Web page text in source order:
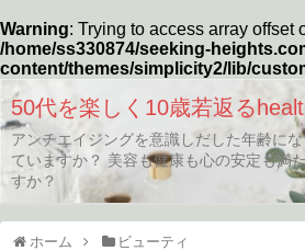
Warning: Trying to access array offset
/home/ss330874/seeking-
content/themes/simplicity2/lib/
50代を楽しく10歳若返る
アンチエイジングを意識しだした年齢に
ていますか？ 美容も健康も心の安定も満
すか？
ホーム ビューティ